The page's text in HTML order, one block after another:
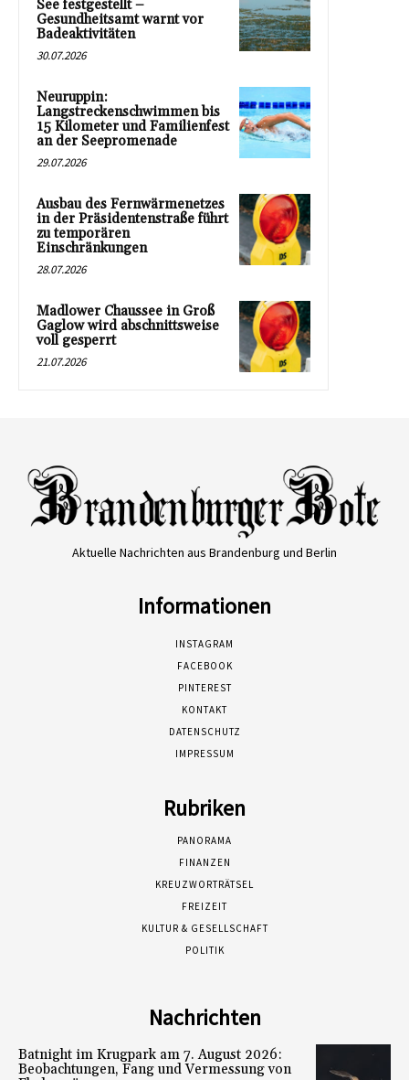
See festgestellt –
Gesundheitsamt warnt vor
Badeaktivitäten
30.07.2026
Neuruppin:
Langstreckenschwimmen bis
15 Kilometer und Familienfest
an der Seepromenade
29.07.2026
Ausbau des Fernwärmenetzes
in der Präsidentenstraße führt
zu temporären
Einschränkungen
28.07.2026
Madlower Chaussee in Groß
Gaglow wird abschnittsweise
voll gesperrt
21.07.2026
Aktuelle Nachrichten aus Brandenburg und Berlin
Informationen
INSTAGRAM
FACEBOOK
PINTEREST
KONTAKT
DATENSCHUTZ
IMPRESSUM
Rubriken
PANORAMA
FINANZEN
KREUZWORTRÄTSEL
FREIZEIT
KULTUR & GESELLSCHAFT
POLITIK
Nachrichten
Batnight im Krugpark am 7. August 2026:
Beobachtungen, Fang und Vermessung von